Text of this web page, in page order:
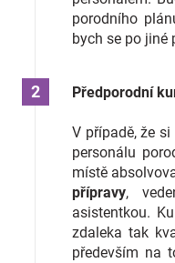
porodního
bych se po jiné
Předporodní
V případě, že
personálu
místě
přípravy,
asistentkou.
zdaleka tak
především na